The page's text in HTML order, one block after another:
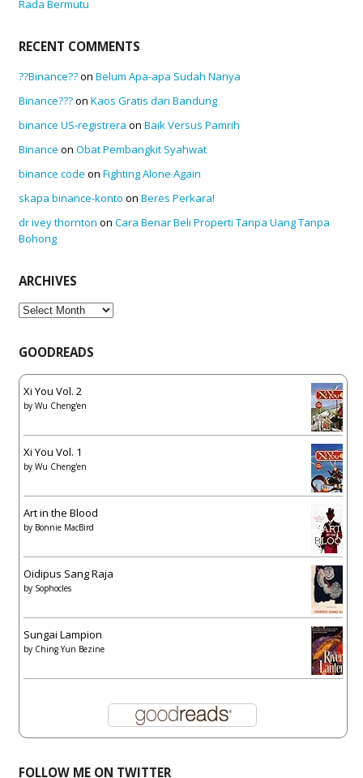
Rada Bermutu
RECENT COMMENTS
??Binance??on Belum Apa-apa Sudah Nanya
Binance???on Kaos Gratis dari Bandung
binance US-registrera on Baik Versus Pamrih
Binance on Obat Pembangkit Syahwat
binance code on Fighting Alone Again
skapa binance-konto on Beres Perkara!
dr ivey thornton on Cara Benar Beli Properti Tanpa Uang Tanpa
Bohong
ARCHIVES
Archives
GOODREADS
Xi You Vol. 2
by Wu Cheng'en
Xi You Vol. 1
by Wu Cheng'en
Art in the Blood
by Bonnie MacBird
Oidipus Sang Raja
by Sophocles
Sungai Lampion
by Ching Yun Bezine
FOLLOW ME ON TWITTER